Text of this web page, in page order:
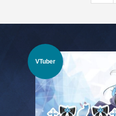
VTuber